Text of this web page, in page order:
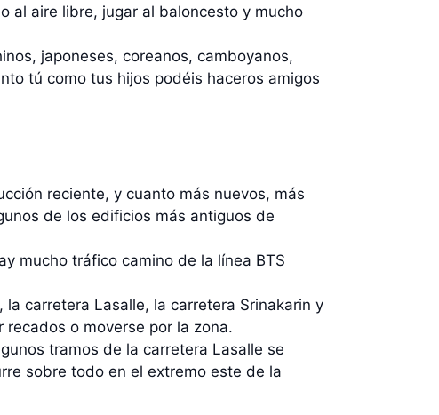
al aire libre, jugar al baloncesto y mucho
japoneses, coreanos, camboyanos,
tú como tus hijos podéis haceros amigos
reciente, y cuanto más nuevos, más
de los edificios más antiguos de
mucho tráfico camino de la línea BTS
carretera Lasalle, la carretera Srinakarin y
o moverse por la zona.
tramos de la carretera Lasalle se
sobre todo en el extremo este de la